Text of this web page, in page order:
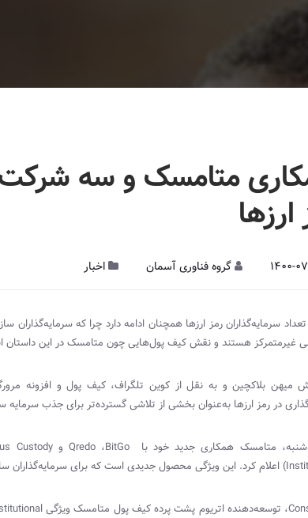
متامسک و سه شرکت
ارزها
1400- گروه فناوری آسمان اخبار
سرمایه‌گذاران رمز ارزها همچنان ادامه دارد چرا که
غیرمتمرکز هستند و نقش کیف پول‌هایی چون متامسک در این داستان
میهن بلاکچین و به نقل از کوین تلگراف، کیف پول و افزونه
در رمز ارزها به‌عنوان بخشی از تلاشی گسترده‌تر برای جذب سرمایه
متامسک همکاری جدید خود با BitGo، QredoوCustody
) اعلام کرد. این ویژگی محصول جدیدی است که برای سرمایه‌گذاران
، توسعه‌دهنده اتریوم پشت پرده کیف پول متامسک ویژگی